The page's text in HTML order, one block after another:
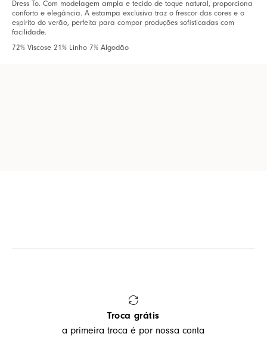
Dress To. Com modelagem ampla e tecido de toque natural, proporciona
conforto e elegância. A estampa exclusiva traz o frescor das cores e o
espírito do verão, perfeita para compor produções sofisticadas com
facilidade.
72% Viscose 21% Linho 7% Algodão
Troca grátis
a primeira troca é por nossa conta